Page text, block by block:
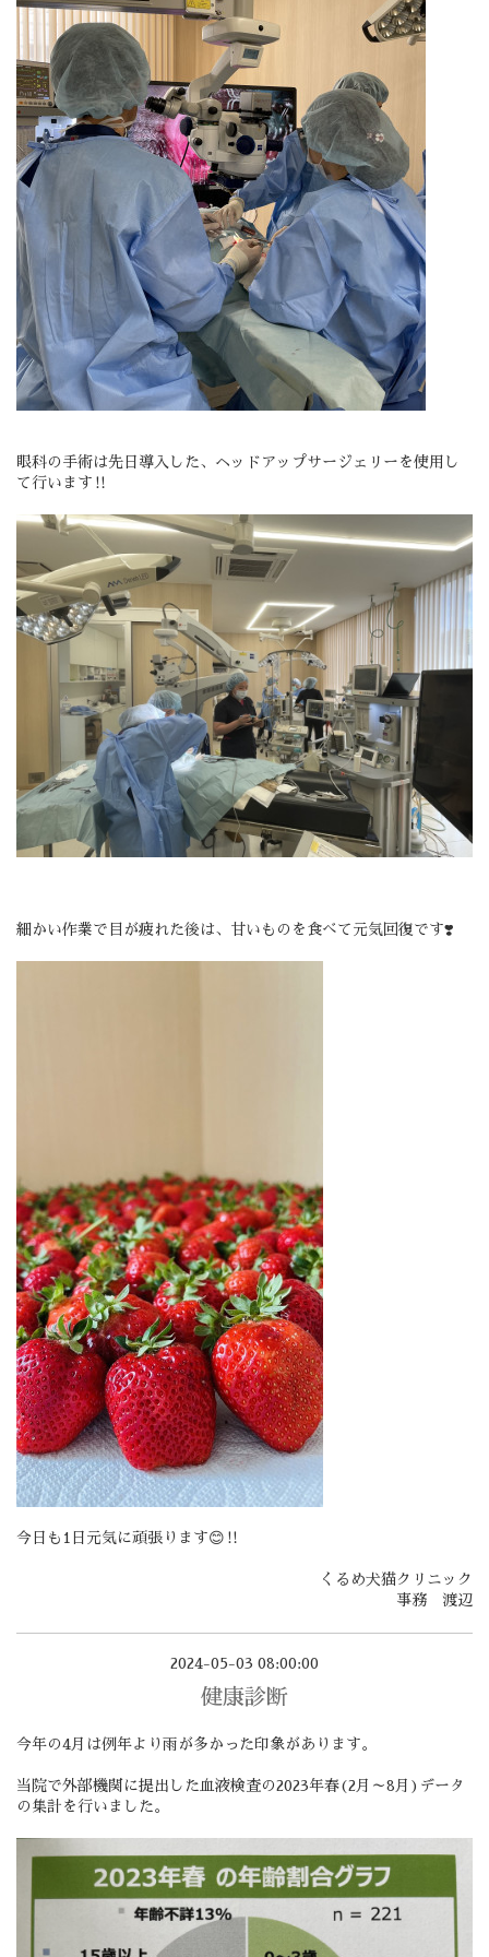
眼科の手術は先日導入した、ヘッドアップサージェリーを使用し
て行います‼️
細かい作業で目が疲れた後は、甘いものを食べて元気回復です❣️
今日も1日元気に頑張ります😊‼️
くるめ犬猫クリニック
事務 渡辺
2024-05-03 08:00:00
健康診断
今年の4月は例年より雨が多かった印象があります。
当院で外部機関に提出した血液検査の2023年春(2月～8月)データ
の集計を行いました。